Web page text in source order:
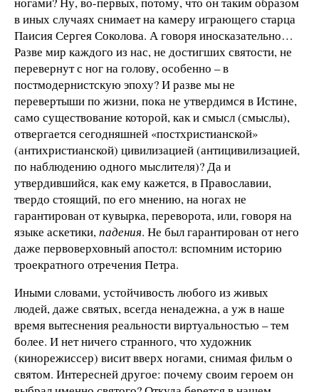
в иных случаях снимает на камеру играющего старца
Паисия Сергея Соколова. А говоря иносказательно…
Разве мир каждого из нас, не достигших святости, не
перевернут с ног на голову, особенно – в
постмодернистскую эпоху? И разве мы не
перевертыши по жизни, пока не утвердимся в Истине,
само существование которой, как и смысл (смыслы),
отвергается сегодняшней «постхристианской»
(антихристианской) цивилизацией (антицивилизацией,
по наблюдению одного мыслителя)? Да и
утвердившийся, как ему кажется, в Православии,
твердо стоящий, по его мнению, на ногах не
гарантирован от кувырка, переворота, или, говоря на
языке аскетики, падения. Не был гарантирован от него
даже первоверховный апостол: вспомним историю
троекратного отречения Петра.
Иными словами, устойчивость любого из живых
людей, даже святых, всегда ненадежна, а уж в наше
время вытеснения реальности виртуальностью – тем
более. И нет ничего странного, что художник
(кинорежиссер) висит вверх ногами, снимая фильм о
святом. Интересней другое: почему своим героем он